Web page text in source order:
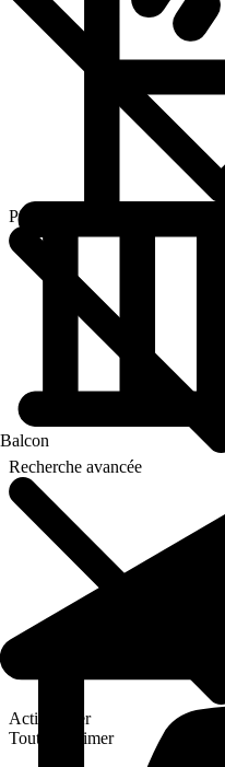
Pièces
Recherche avancée
Balcon
Active filter
Tout supprimer